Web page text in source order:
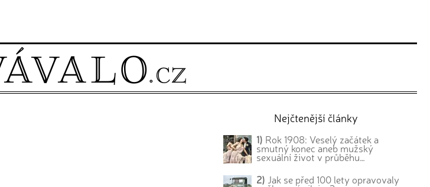
Nejčtenější články
1) Rok 1908: Veselý začátek a
smutný konec aneb mužský
sexuální život v průběhu…
2) Jak se před 100 lety opravovaly